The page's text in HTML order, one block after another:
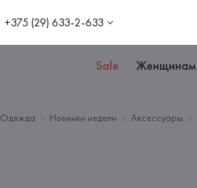
+375 (29) 633-2-633
Sale Женщинам
Одежда Новинки недели Аксессуары